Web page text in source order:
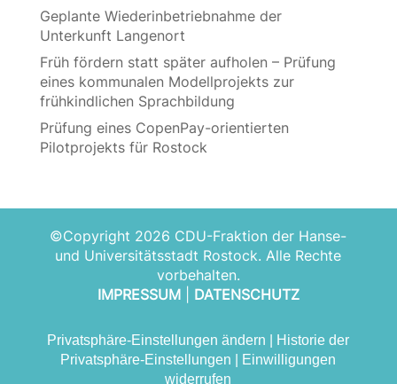
Geplante Wiederinbetriebnahme der
Unterkunft Langenort
Früh fördern statt später aufholen – Prüfung
eines kommunalen Modellprojekts zur
frühkindlichen Sprachbildung
Prüfung eines CopenPay-orientierten
Pilotprojekts für Rostock
©Copyright 2026 CDU-Fraktion der Hanse-
und Universitätsstadt Rostock. Alle Rechte
vorbehalten.
IMPRESSUM| DATENSCHUTZ
Privatsphäre-Einstellungen ändern
Historie der
Privatsphäre-Einstellungen
Einwilligungen
widerrufen